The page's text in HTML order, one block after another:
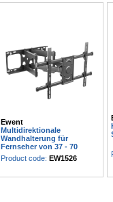
Ewent
Multidirektionale
Wandhalterung für
Fernseher von 37 - 70
Product code: EW1526